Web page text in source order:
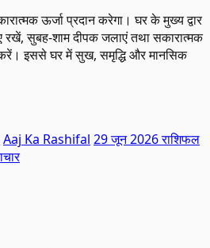
ऊर्जा प्रदान करेगा। घर के मुख्य द्वार
रखें, सुबह-शाम दीपक जलाएं तथा सकारात्मक
इससे घर में सुख, समृद्धि और मानसिक
Aaj Ka Rashifal 29 जून 2026 राशिफल